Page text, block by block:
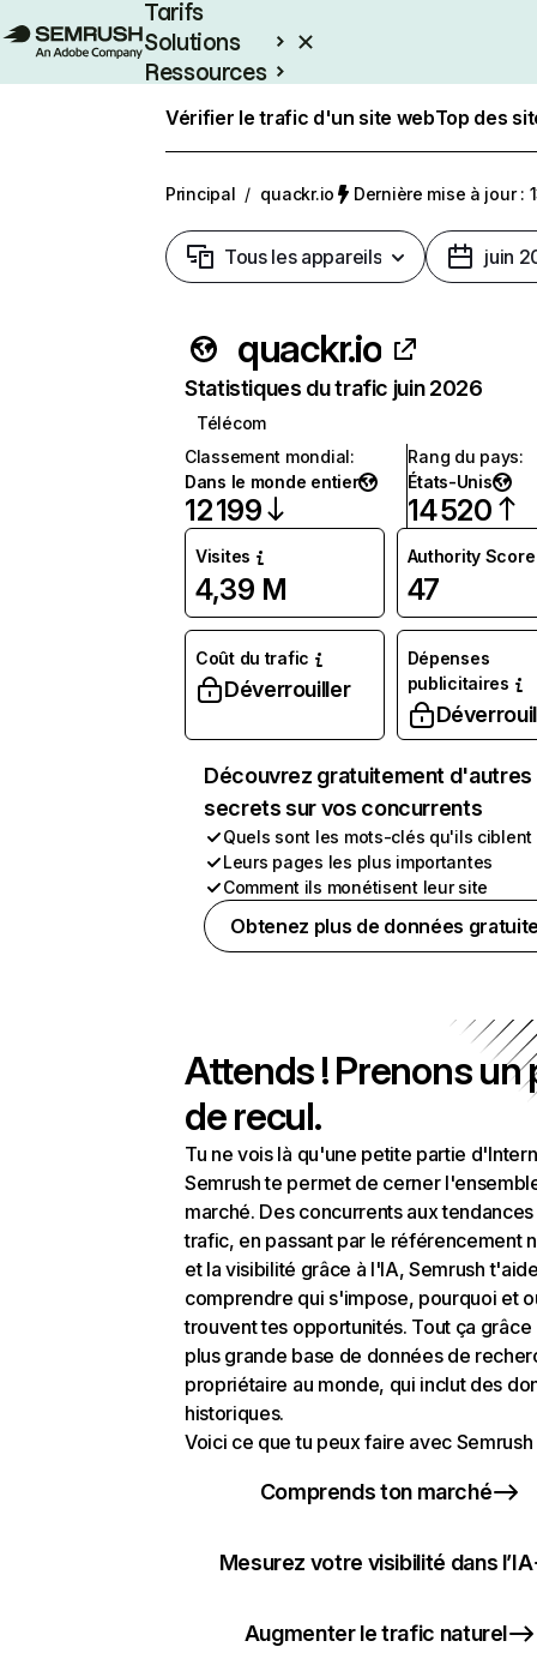
Tarifs
Solutions
Ressources
Vérifier le trafic d'un site webTop des
Principal / quackr.io Dernière mise à jour :
Tous les appareils juin
quackr.io
Statistiques du trafic juin 2026
Télécom
Classement mondial:
Dans le monde entier
12 199
Rang du pays:
États-Unis
14 520
Visites
4,39 M
Authority Score
47
Coût du trafic
Déverrouiller
Dépenses
publicitaires
Découvrez gratuitement d'autres
secrets sur vos concurrents
Quels sont les mots-clés qu'ils ciblent
Leurs pages les plus importantes
Comment ils monétisent leur site
Obtenez plus de données
Attends ! Prenons un
de recul.
Tu ne vois là qu'une petite partie
Semrush te permet de cerner
marché. Des concurrents aux
trafic, en passant par le référencement
et la visibilité grâce à l'IA, Semrush
comprendre qui s'impose, pourquoi et
trouvent tes opportunités. Tout ça grâce
plus grande base de données de
propriétaire au monde, qui inclut des
historiques.
Voici ce que tu peux faire avec Semrush
Comprends ton marché
Mesurez votre visibilité dans l’IA
Augmenter le trafic naturel